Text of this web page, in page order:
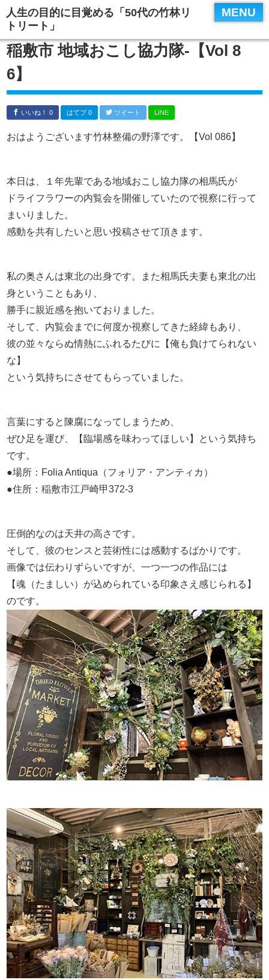
人生の目的に目覚める「50代の竹林リ
トリート」
MENU
稲敷市 地域おこし協力隊‐【Vol 8
6】
いいね！ 0 はてブ 0 ツイート LINE
おはようございます竹林整備の野澤です。【Vol 086】
本日は、１年先輩である地域おこし協力隊の相馬氏が
ドライフラワーの内覧会を開催していたので視察に行って
まいりました。
感動を共有したいと思い投稿させて頂きます。
私の奥さんは東北の出身です。また相馬氏夫妻も東北の出
身ということもあり、
勝手に親近感を抱いておりました。
そして、内覧会までに何度か視察してきた経緯もあり、
彼の並々ならぬ情熱にふれるたびに【俺も負けてられない
な】
という気持ちにさせてもらっていました。
言葉にすると陳腐になってしまうため、
ぜひ足を運び、【臨場感を味わってほしい】という気持ち
です。
●場所：Folia Antiqua（フォリア・アンティカ）
●住所：稲敷市江戸崎甲372-3
圧倒的なのは天井の高さです。
そして、彼のセンスと芸術性には感動するばかりです。
画像では伝わりずらいですが、一つ一つの作品には
【魂（たましい）が込められている印象さえ感じられる】
のです。